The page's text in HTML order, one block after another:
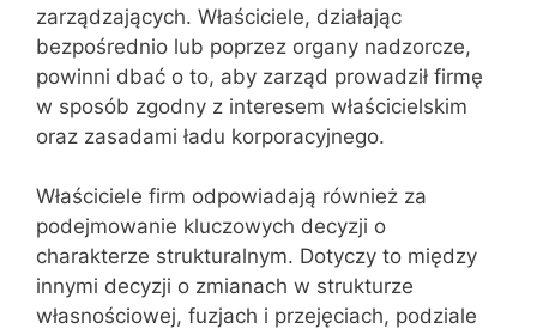
zarządzających. Właściciele, działając
bezpośrednio lub poprzez organy nadzorcze,
powinni dbać o to, aby zarząd prowadził firmę
w sposób zgodny z interesem właścicielskim
oraz zasadami ładu korporacyjnego.
Właściciele firm odpowiadają również za
podejmowanie kluczowych decyzji o
charakterze strukturalnym. Dotyczy to między
innymi decyzji o zmianach w strukturze
własnościowej, fuzjach i przejęciach, podziale